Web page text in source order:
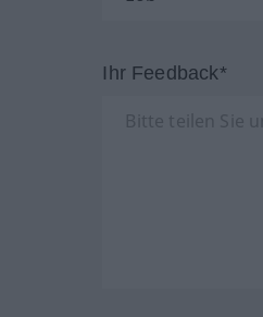
Ihr Feedback*